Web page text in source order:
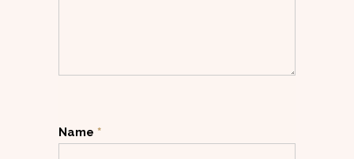
Name *